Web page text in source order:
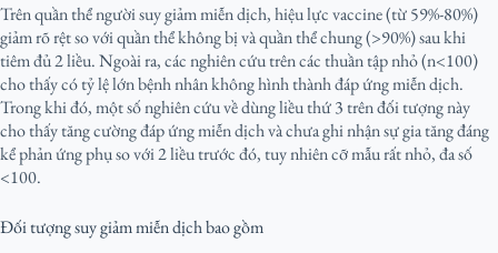
Trên quần thể người suy giảm miễn dịch, hiệu lực vaccine (từ 59%-80%)
giảm rõ rệt so với quần thể không bị và quần thể chung (>90%) sau khi
tiêm đủ 2 liều. Ngoài ra, các nghiên cứu trên các thuần tập nhỏ (n<100)
cho thấy có tỷ lệ lớn bệnh nhân không hình thành đáp ứng miễn dịch.
Trong khi đó, một số nghiên cứu về dùng liều thứ 3 trên đối tượng này
cho thấy tăng cường đáp ứng miễn dịch và chưa ghi nhận sự gia tăng đáng
kể phản ứng phụ so với 2 liều trước đó, tuy nhiên cỡ mẫu rất nhỏ, đa số
<100.
Đối tượng suy giảm miễn dịch bao gồm